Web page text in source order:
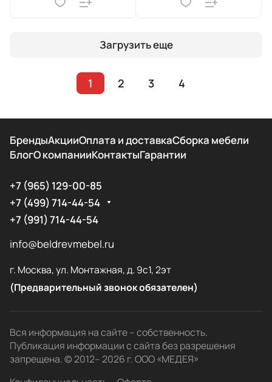
Загрузить еще
1 2 3 4
БрендыАкцииОплата и доставкаСборка мебели
БлогО компанииКонтактыГарантии
+7 (965) 129-00-85
+7 (499) 714-44-54
+7 (991) 714-44-54
info@beldrevmebel.ru
г. Москва, ул. Монтажная, д. 9с1, 2эт
(Предварительный звонок обязателен)
Вся информация на сайте – собственность.
Публикация информации с сайта без разрешения
запрещена. © 2012– 2026 г. ООО «МЕДЕЯ»